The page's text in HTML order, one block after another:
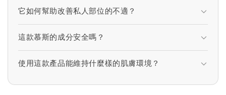
它如何幫助改善私人部位的不適？
這款慕斯的成分安全嗎？
使用這款產品能維持什麼樣的肌膚環境？